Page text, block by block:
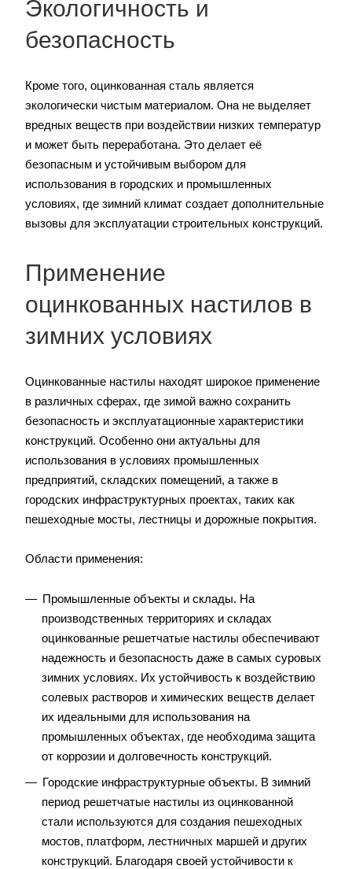
Экологичность и
безопасность
Кроме того, оцинкованная сталь является
экологически чистым материалом. Она не выделяет
вредных веществ при воздействии низких температур
и может быть переработана. Это делает её
безопасным и устойчивым выбором для
использования в городских и промышленных
условиях, где зимний климат создает дополнительные
вызовы для эксплуатации строительных конструкций.
Применение
оцинкованных настилов в
зимних условиях
Оцинкованные настилы находят широкое применение
в различных сферах, где зимой важно сохранить
безопасность и эксплуатационные характеристики
конструкций. Особенно они актуальны для
использования в условиях промышленных
предприятий, складских помещений, а также в
городских инфраструктурных проектах, таких как
пешеходные мосты, лестницы и дорожные покрытия.
Области применения:
Промышленные объекты и склады. На
производственных территориях и складах
оцинкованные решетчатые настилы обеспечивают
надежность и безопасность даже в самых суровых
зимних условиях. Их устойчивость к воздействию
солевых растворов и химических веществ делает
их идеальными для использования на
промышленных объектах, где необходима защита
от коррозии и долговечность конструкций.
Городские инфраструктурные объекты. В зимний
период решетчатые настилы из оцинкованной
стали используются для создания пешеходных
мостов, платформ, лестничных маршей и других
конструкций. Благодаря своей устойчивости к